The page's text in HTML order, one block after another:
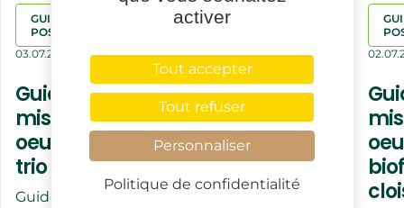
GUIDES DE
POSES
03.07.2026
Guide de
mise en
oeuvre biofib
trio
Guide de mise en
ACTUALITÉS
Le site
Biofib fait
peau
neuve !
Biofib lance son
activer
Tout accepter
Tout refuser
Personnaliser
Politique de confidentialité